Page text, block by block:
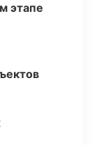
этапе